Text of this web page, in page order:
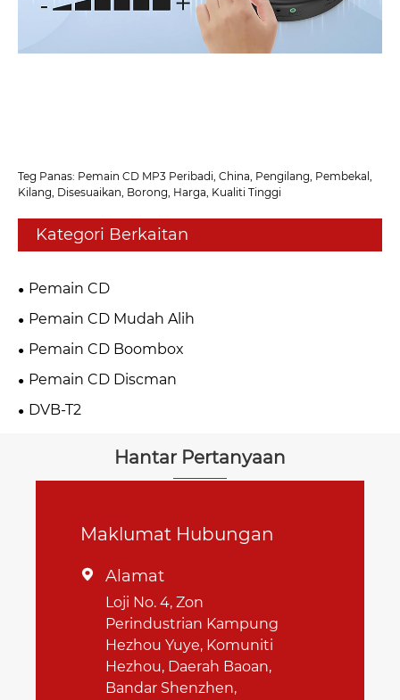
Teg Panas: Pemain CD MP3 Peribadi, China, Pengilang, Pembekal,
Kilang, Disesuaikan, Borong, Harga, Kualiti Tinggi
Kategori Berkaitan
Pemain CD
Pemain CD Mudah Alih
Pemain CD Boombox
Pemain CD Discman
DVB-T2
Hantar Pertanyaan
Maklumat Hubungan
 Alamat
Loji No. 4, Zon
Perindustrian Kampung
Hezhou Yuye, Komuniti
Hezhou, Daerah Baoan,
Bandar Shenzhen,